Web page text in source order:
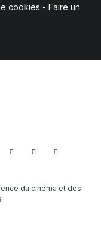
cookies - Faire un
du cinéma et des